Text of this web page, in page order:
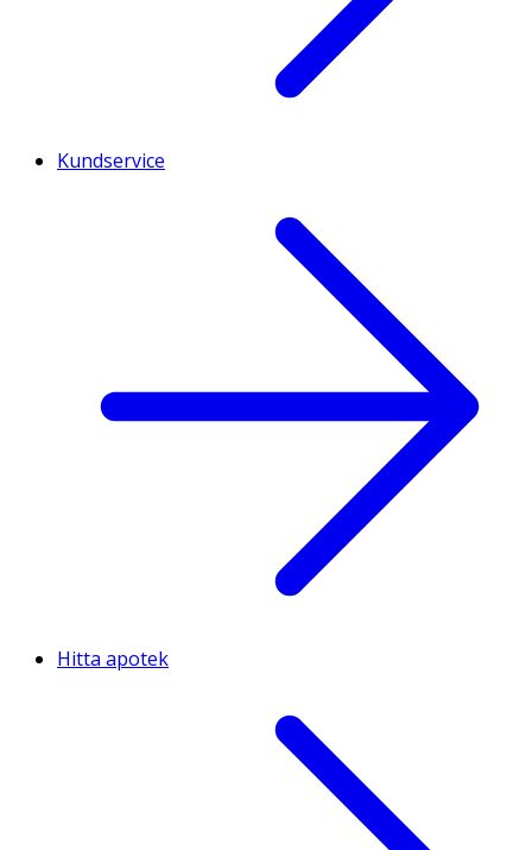
Kundservice
Hitta apotek